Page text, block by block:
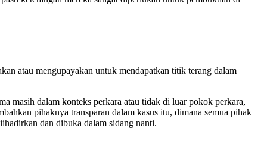
atau mengupayakan untuk mendapatkan titik terang dalam
masih dalam konteks perkara atau tidak di luar pokok perkara,
pihaknya transparan dalam kasus itu, dimana semua pihak
dan dibuka dalam sidang nanti.